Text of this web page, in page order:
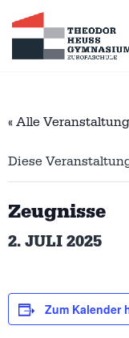
« Alle
Diese
Zeugnisse
2. JULI 2025
Zum Kalender